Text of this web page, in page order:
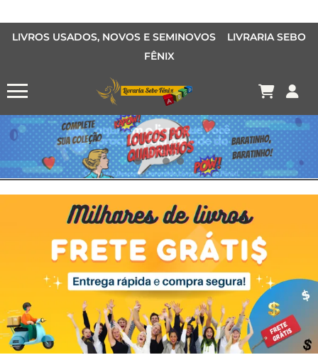
LIVROS USADOS, NOVOS E SEMINOVOS LIVRARIA SEBO
FÊNIX
Conheça o Desconto Garantido de livros Sebo Fênix!
OFERTA HISTORIAS EM QUADRINHOS
OFERTA MANGÁS
MANGÁS BARATOS